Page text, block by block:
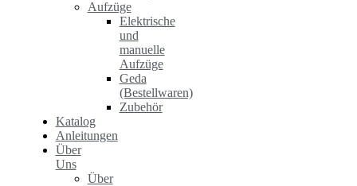
Aufzüge
Elektrische
und
manuelle
Aufzüge
Geda
(Bestellwaren)
Zubehör
Katalog
Anleitungen
Über
Uns
Über